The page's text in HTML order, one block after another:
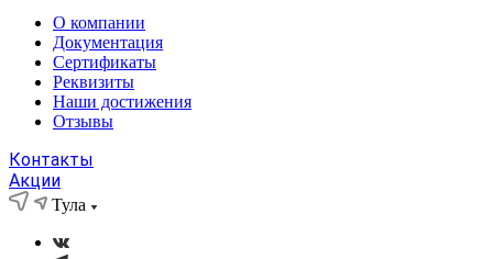
О компании
Документация
Сертификаты
Реквизиты
Наши достижения
Отзывы
Контакты
Акции
Тула